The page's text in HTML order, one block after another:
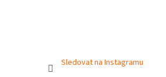
Sledovat na Instagramu